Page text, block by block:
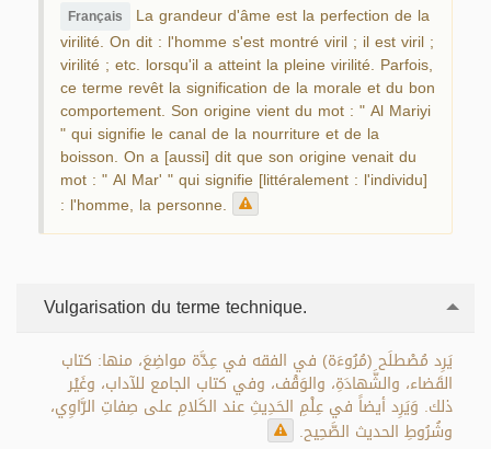
Français
La grandeur d'âme est la perfection de la
virilité. On dit : l'homme s'est montré viril ; il est viril ;
virilité ; etc. lorsqu'il a atteint la pleine virilité. Parfois,
ce terme revêt la signification de la morale et du bon
comportement. Son origine vient du mot : " Al Mariyi
" qui signifie le canal de la nourriture et de la
boisson. On a [aussi] dit que son origine venait du
mot : " Al Mar' " qui signifie [littéralement : l'individu]
: l'homme, la personne.
Vulgarisation du terme technique.
يَرِد مُصْطلَح (مُرُوءَة) في الفقه في عِدَّة مواضِعَ، منها: كتاب
القَضاء، والشَّهادَةِ، والوَقْف، وفي كتاب الجامع للآداب، وغَيْر
ذلك. وَيَرِد أيضاً في عِلْمِ الحَدِيثِ عند الكَلامِ على صِفاتِ الرَّاوِي،
وشُرُوطِ الحديث الصَّحِيح.